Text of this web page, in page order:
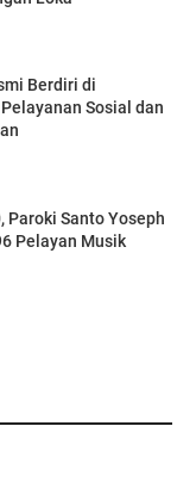
Berdiri di
Sosial dan
Paroki Santo Yoseph
Pelayan Musik